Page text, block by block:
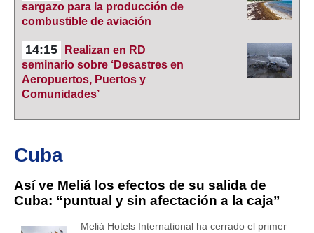
sargazo para la producción de
combustible de aviación
14:15
Realizan en RD
seminario sobre ‘Desastres en
Aeropuertos, Puertos y
Comunidades’
Cuba
Así ve Meliá los efectos de su salida de
Cuba: “puntual y sin afectación a la caja”
Meliá Hotels International ha cerrado el primer